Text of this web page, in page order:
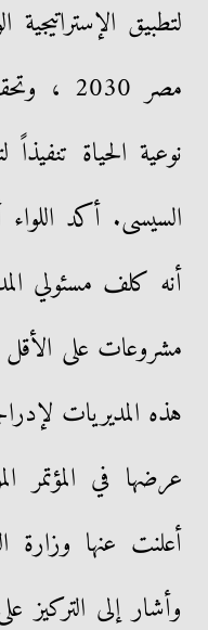
لتطبيق الإستراتيجية
مصر
نوعية الحياة
السيسى. أكد
مشروعات على الأقل
هذه المديريات
عرضها في المؤتمر
أعلنت عنها وزارة
وأشار إلى التركيز